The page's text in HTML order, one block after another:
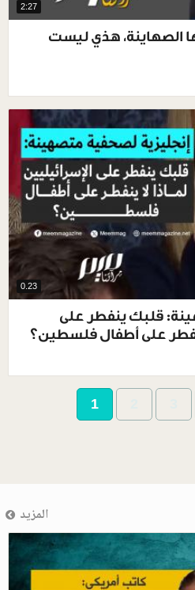
2:27
الصهاينة، هذي ليست
0.23
قلبك ينفطر على
ينفطر على أطفال فلسطين؟
Pagination
Current
page
1
المزيد